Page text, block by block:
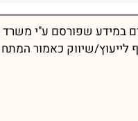
במידע שפורסם ע"י משרד
לייעוץ/שיווק כאמור